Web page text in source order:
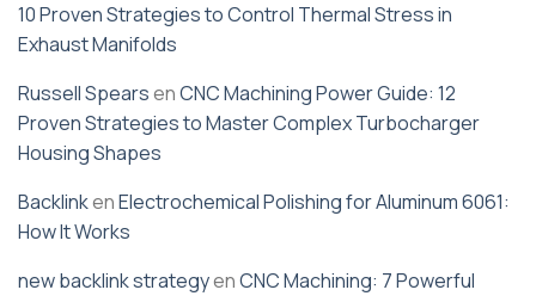
10 Proven Strategies to Control Thermal Stress in
Exhaust Manifolds
Russell SpearsenCNC Machining Power Guide: 12
Proven Strategies to Master Complex Turbocharger
Housing Shapes
BacklinkenElectrochemical Polishing for Aluminum 6061:
How It Works
new backlink strategyenCNC Machining: 7 Powerful